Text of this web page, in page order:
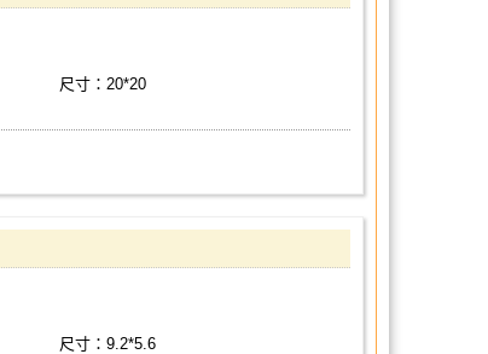
尺寸：20*20
尺寸：9.2*5.6